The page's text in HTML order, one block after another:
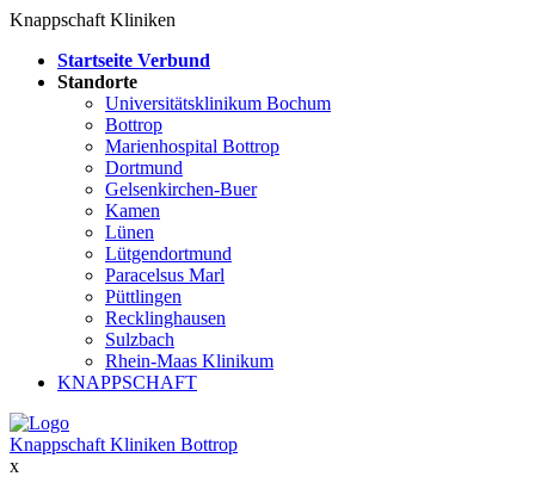
Knappschaft Kliniken
Startseite Verbund
Standorte
Universitätsklinikum Bochum
Bottrop
Marienhospital Bottrop
Dortmund
Gelsenkirchen-Buer
Kamen
Lünen
Lütgendortmund
Paracelsus Marl
Püttlingen
Recklinghausen
Sulzbach
Rhein-Maas Klinikum
KNAPPSCHAFT
Knappschaft Kliniken Bottrop
x